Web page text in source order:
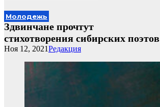
Молодежь
Здвинчане прочтут
стихотворения сибирских поэтов
Редакция
Ноя 12, 2021